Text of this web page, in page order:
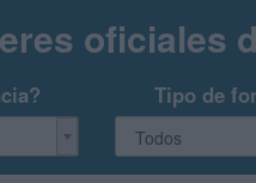
oficiales
Tipo de